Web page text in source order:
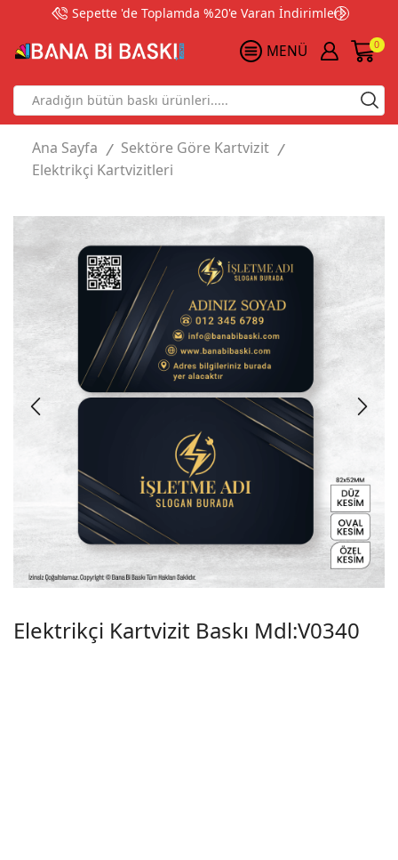
Sepette 'de Toplamda %20'e Varan İndirimler!
MENÜ 0
Search
input
Ana Sayfa / Sektöre Göre Kartvizit /
Elektrikçi Kartvizitleri
Elektrikçi Kartvizit Baskı Mdl:V0340